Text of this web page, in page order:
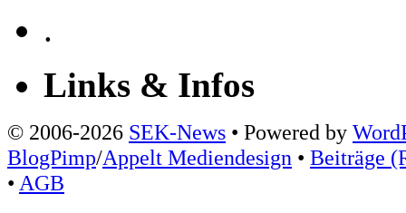
.
Links & Infos
© 2006-2026 SEK-News • Powered by
BlogPimp/Appelt Mediendesign • Beiträge
• AGB